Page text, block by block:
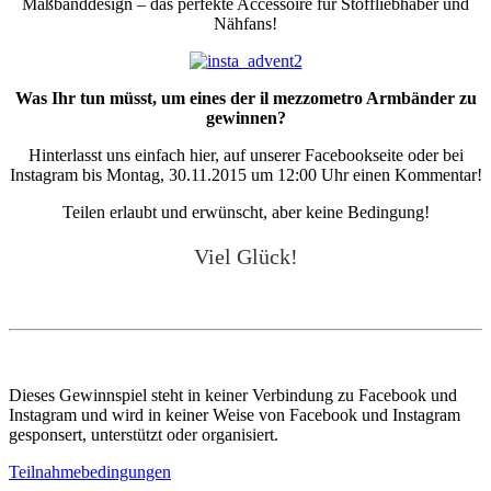
Nähfans!
Was Ihr tun müsst, um eines der il mezzometro Armbänder zu
gewinnen?
Hinterlasst uns einfach hier, auf unserer Facebookseite oder bei
Instagram bis Montag, 30.11.2015 um 12:00 Uhr einen Kommentar!
Teilen erlaubt und erwünscht, aber keine Bedingung!
Viel Glück!
Dieses Gewinnspiel steht in keiner Verbindung zu Facebook und
Instagram und wird in keiner Weise von Facebook und Instagram
gesponsert, unterstützt oder organisiert.
Teilnahmebedingungen